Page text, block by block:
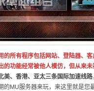
的所有程序包括网站、登陆器、
的功能经常被他人模仿，但从来未
美、香港、亚太三条国际加速线路
的MU服务器来玩，来这里就是您